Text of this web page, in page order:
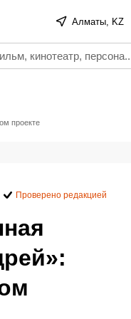
Алматы, KZ
проекте
Проверено редакцией